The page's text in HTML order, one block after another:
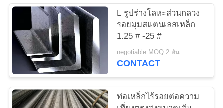
PRIVACY
POLICY
L รูปร่างโลหะส่วนกลวง
รอยมุมสแตนเลสเหล็ก
1.25 # -25 #
negotiable MOQ:2 ตัน
CONTACT
ท่อเหล็กไร้รอยต่อความ